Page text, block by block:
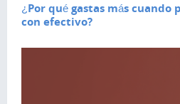
¿Por qué gastas más cuando
con efectivo?